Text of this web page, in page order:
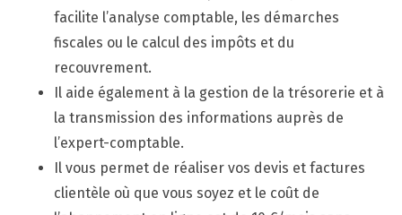
facilite l’analyse comptable, les démarches
fiscales ou le calcul des impôts et du
recouvrement.
Il aide également à la gestion de la trésorerie et à
la transmission des informations auprès de
l’expert-comptable.
Il vous permet de réaliser vos devis et factures
clientèle où que vous soyez et le coût de